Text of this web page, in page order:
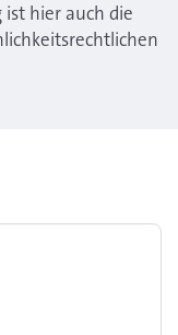
hier auch die